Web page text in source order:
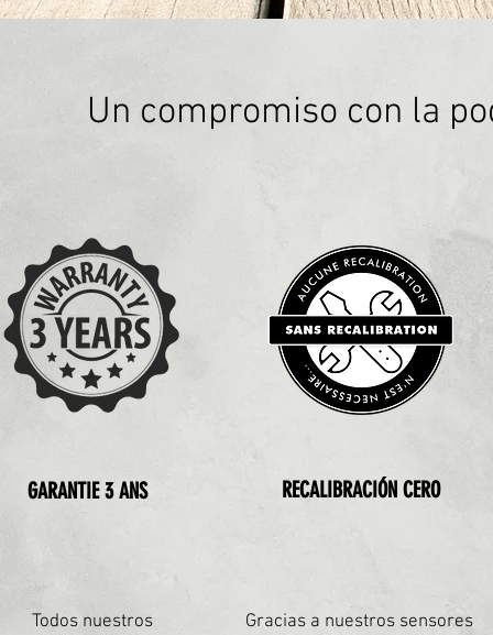
Un compromiso con la
GARANTIE 3 ANS RECALIBRACIÓN CERO
Todos nuestros
Gracias a nuestros sensores